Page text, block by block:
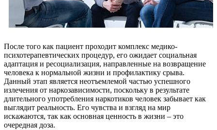
После того как пациент проходит комплекс медико-
психотерапевтических процедур, его ожидает социальная
адаптация и ресоциализация, направленные на возвращение
человека к нормальной жизни и профилактику срыва.
Данный этап является неотъемлемой частью успешного
излечения от наркозависимости, поскольку в результате
длительного употребления наркотиков человек забывает как
выглядит реальность. Его чувства и взгляд на мир
искажаются, так как основная ценность в жизни – это
очередная доза.